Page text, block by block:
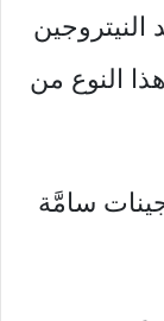
النيتروجين
النوع من
سامَّة